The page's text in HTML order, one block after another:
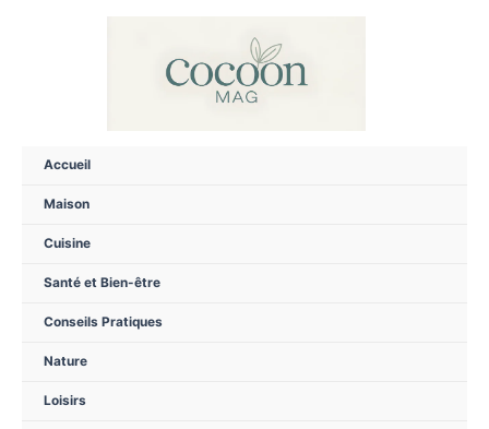
Accueil
Maison
Cuisine
Santé et Bien-être
Conseils Pratiques
Nature
Loisirs